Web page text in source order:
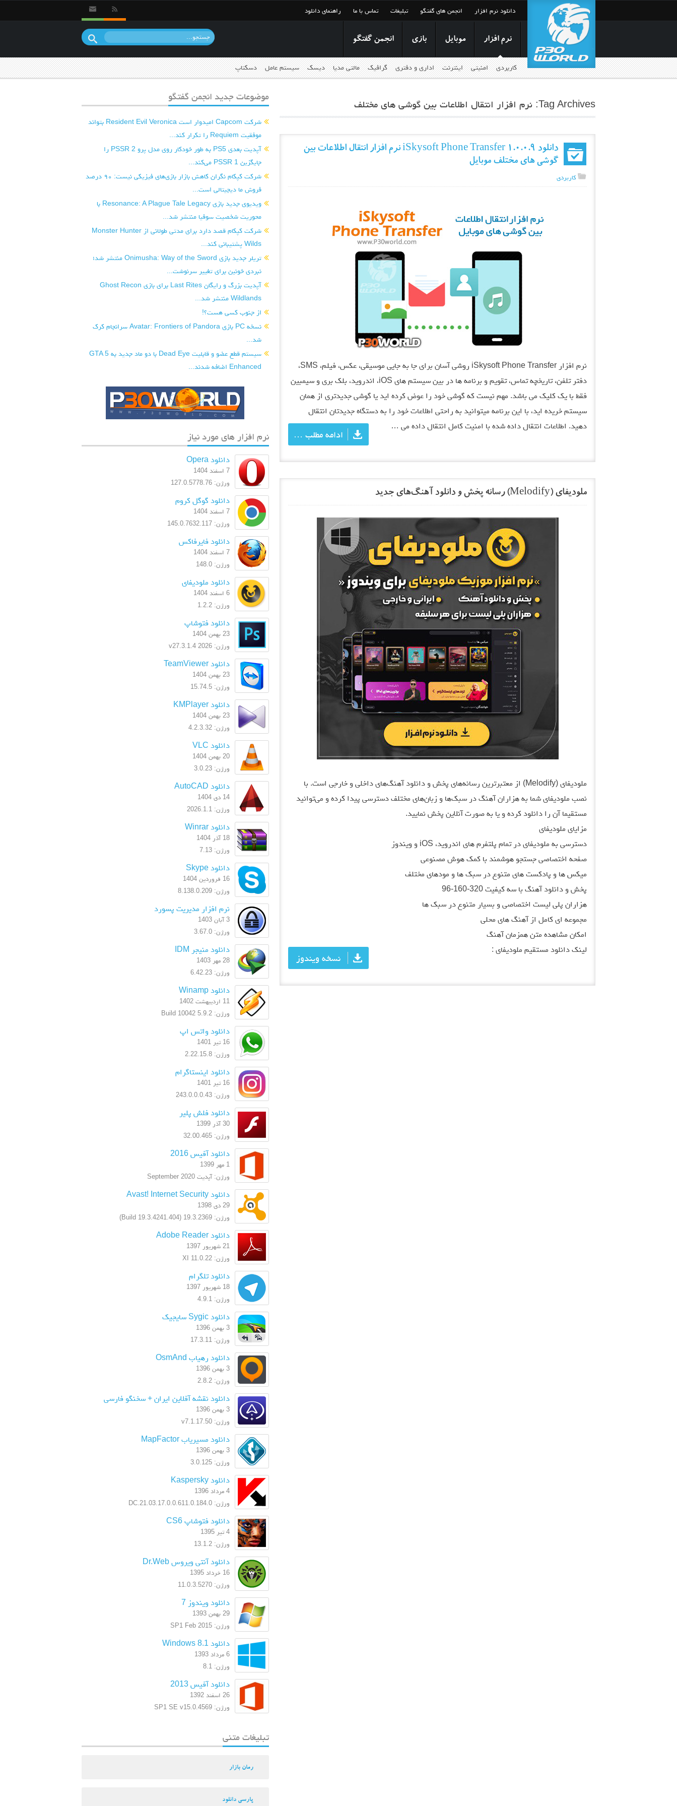
دانلود نرم افزار انجمن های گفتگو تبلیغات تماس با ما راهنمای دانلود
نرم افزار
کاربردی امنیتی اینترنت اداری و دفتری گرافیک مالتی مدیا دیسک سیستم عامل دسکتاپ
موبایل بازی انجمن گفتگو
Tag Archives: نرم افزار انتقال اطلاعات بین گوشی های مختلف
دانلود iSkysoft Phone Transfer 1.0.0.9 نرم افزار انتقال اطلاعات بین
گوشی های مختلف موبایل
کاربردی
نرم افزار iSkysoft Phone Transfer روشی آسان برای جا به جایی موسیقی، عکس، فیلم، SMS،
دفتر تلفن، تاریخچه تماس، تقویم و برنامه ها در بین سیستم های iOS، اندروید، بلک بری و سیمبین
فقط با یک کلیک می باشد. مهم نیست که گوشی خود را عوض کرده اید یا گوشی جدیدتری از همان
سیستم خریده اید، با این برنامه میتوانید به راحتی اطلاعات خود را به دستگاه جدیدتان انتقال
دهید. اطلاعات انتقال داده شده با امنیت کامل انتقال داده می …
ادامه مطلب …
ملودیفای (Melodify) رسانه پخش و دانلود آهنگ‌های جدید
ملودیفای (Melodify) از معتبرترین رسانه‌های پخش و دانلود آهنگ‌های داخلی و خارجی است. با
نصب ملودیفای شما به هزاران آهنگ در سبک‌ها و زبان‌های مختلف دسترسی پیدا کرده و می‌توانید
مستقیما آن را دانلود کرده و یا به صورت آنلاین پخش نمایید.
مزایای ملودیفای
دسترسی به ملودیفای در تمام پلتفرم های اندروید، iOS و ویندوز
صفحه اختصاصی جستجو هوشمند با کمک هوش مصنوعی
میکس ها و پادکست های متنوع در سبک ها و مودهای مختلف
پخش و دانلود آهنگ با سه کیفیت 320-160-96
هزاران پلی لیست اختصاصی و بسیار متنوع در سبک ها
مجموعه ای کامل از آهنگ های محلی
امکان مشاهده متن همزمان آهنگ
لینک دانلود مستقیم ملودیفای :
نسخه ویندوز
موضوعات جدید انجمن گفتگو
شرکت Capcom امیدوار است Resident Evil Veronica بتواند
موفقیت Requiem را تکرار کند...
آپدیت بعدی PS5 به طور خودکار روی مدل پرو PSSR 2 را
جایگزین PSSR 1 می‌کند...
شرکت کپکام نگران کاهش بازار بازی‌های فیزیکی نیست: ۹۰ درصد
فروش ما دیجیتالی است...
ویدیوی جدید بازی Resonance: A Plague Tale Legacy با
محوریت شخصیت سوفیا منتشر شد...
شرکت کپکام قصد دارد برای مدتی طولانی از Monster Hunter
Wilds پشتیبانی کند...
تریلر جدید بازی Onimusha: Way of the Sword منتشر شد؛
نبردی خونین برای تغییر سرنوشت...
آپدیت بزرگ و رایگان Last Rites برای بازی Ghost Recon
Wildlands منتشر شد...
از جنوب کسی هست؟!
نسخه PC بازی Avatar: Frontiers of Pandora سرانجام کرک
شد...
سیستم قطع عضو و قابلیت Dead Eye با دو ماد جدید به GTA 5
Enhanced اضافه شدند...
نرم افزار های مورد نیاز
دانلود Opera
7 اسفند 1404
ورژن: 127.0.5778.76
دانلود گوگل کروم
7 اسفند 1404
ورژن: 145.0.7632.117
دانلود فایرفاکس
7 اسفند 1404
ورژن: 148.0
دانلود ملودیفای
6 اسفند 1404
ورژن: 1.2.2
دانلود فتوشاپ
23 بهمن 1404
ورژن: 2026 v27.3.1.4
دانلود TeamViewer
23 بهمن 1404
ورژن: 15.74.5
دانلود KMPlayer
23 بهمن 1404
ورژن: 4.2.3.32
دانلود VLC
20 بهمن 1404
ورژن: 3.0.23
دانلود AutoCAD
14 دی 1404
ورژن: 2026.1.1
دانلود Winrar
18 آذر 1404
ورژن: 7.13
دانلود Skype
16 فروردین 1404
ورژن: 8.138.0.209
نرم افزار مدیریت پسورد
3 آبان 1403
ورژن: 3.67.0
دانلود منیجر IDM
28 مهر 1403
ورژن: 6.42.23
دانلود Winamp
11 اردیبهشت 1402
ورژن: 5.9.2 Build 10042
دانلود واتس اپ
16 تیر 1401
ورژن: 2.22.15.8
دانلود اینستاگرام
16 تیر 1401
ورژن: 243.0.0.0.43
دانلود فلش پلیر
30 آذر 1399
ورژن: 32.00.465
دانلود آفیس 2016
1 مهر 1399
ورژن: آپدیت September 2020
دانلود Avast! Internet Security
29 دی 1398
ورژن: 19.3.2369 (Build 19.3.4241.404)
دانلود Adobe Reader
21 شهریور 1397
ورژن: XI 11.0.22
دانلود تلگرام
18 شهریور 1397
ورژن: 4.9.1
دانلود Sygic سایجیک
3 بهمن 1396
ورژن: 17.3.11
دانلود رهیاب OsmAnd
3 بهمن 1396
ورژن: 2.8.2
دانلود نقشه آفلاین ایران + سخنگو فارسی
3 بهمن 1396
ورژن: v7.1.17.50
دانلود مسیریاب MapFactor
3 بهمن 1396
ورژن: 3.0.125
دانلود Kaspersky
4 مرداد 1396
ورژن: 17.0.0.611.0.184.0.DC.21.03
دانلود فتوشاپ CS6
4 تیر 1395
ورژن: 13.1.2
دانلود آنتی ویروس Dr.Web
16 خرداد 1395
ورژن: 11.0.3.5270
دانلود ویندوز 7
29 بهمن 1393
ورژن: SP1 Feb 2015
دانلود Windows 8.1
6 مرداد 1393
ورژن: 8.1
دانلود آفیس 2013
26 اسفند 1392
ورژن: SP1 SE v15.0.4569
تبلیغات متنی
رمان بازار
پارسی دانلود